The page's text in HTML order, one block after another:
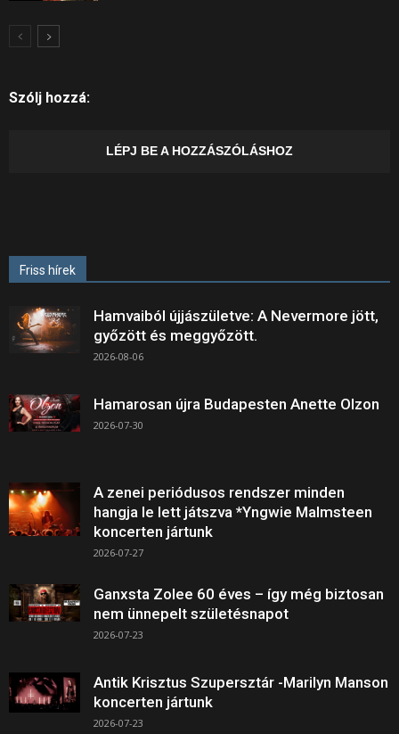
Szólj hozzá:
LÉPJ BE A HOZZÁSZÓLÁSHOZ
Friss hírek
Hamvaiból újjászületve: A Nevermore jött,
győzött és meggyőzött.
2026-08-06
Hamarosan újra Budapesten Anette Olzon
2026-07-30
A zenei periódusos rendszer minden
hangja le lett játszva *Yngwie Malmsteen
koncerten jártunk
2026-07-27
Ganxsta Zolee 60 éves – így még biztosan
nem ünnepelt születésnapot
2026-07-23
Antik Krisztus Szupersztár -Marilyn Manson
koncerten jártunk
2026-07-23